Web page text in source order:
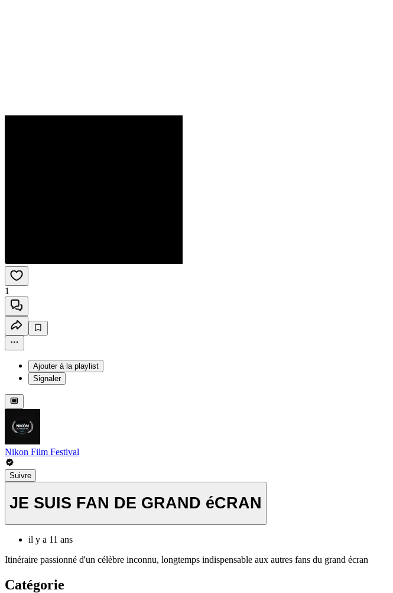
1
Ajouter à la playlist
Signaler
Nikon Film Festival
Suivre
JE SUIS FAN DE GRAND éCRAN
il y a 11 ans
Itinéraire passionné d'un célèbre inconnu, longtemps indispensable aux autres fans du grand écran
Catégorie